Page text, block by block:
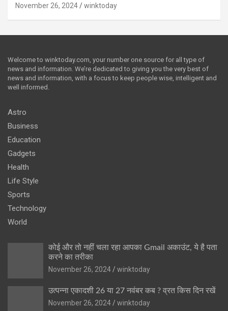
November 26, 2024 winktoday
Welcome to winktoday.com, your number one source for all type of
news and information. We’re dedicated to giving you the very best of
news and information, with a focus to keep people wise, intelligent and
well informed.
Astro
Business
Education
Gadgets
Health
Life Style
Sports
Technology
World
कोई और तो नहीं चला रहा आपका Gmail अकाउंट, ये है पता
करने का तरीका
November 26, 2024
winktoday
उत्पन्ना एकादशी 26 या 27 नवंबर कब ? व्रत किस दिन रखें
November 26, 2024
winktoday